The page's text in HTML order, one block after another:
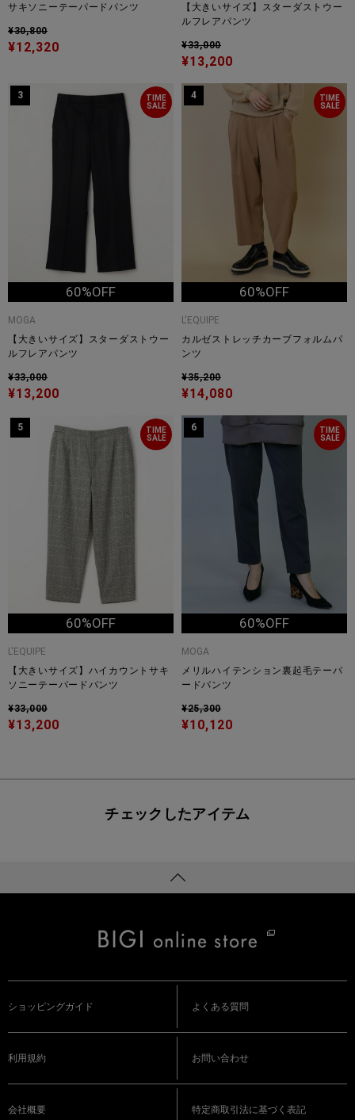
サキソニーテーパードパンツ
¥30,800
¥12,320
【大きいサイズ】スターダストウー
ルフレアパンツ
¥33,000
¥13,200
TIME
SALE
3
60%OFF
MOGA
【大きいサイズ】スターダストウー
ルフレアパンツ
¥33,000
¥13,200
TIME
SALE
4
60%OFF
L'EQUIPE
カルゼストレッチカーブフォルムパ
ンツ
¥35,200
¥14,080
TIME
SALE
5
60%OFF
L'EQUIPE
【大きいサイズ】ハイカウントサキ
ソニーテーパードパンツ
¥33,000
¥13,200
TIME
SALE
6
60%OFF
MOGA
メリルハイテンション裏起毛テーパ
ードパンツ
¥25,300
¥10,120
チェックしたアイテム
ショッピングガイド よくある質問
利用規約 お問い合わせ
会社概要 特定商取引法に基づく表記